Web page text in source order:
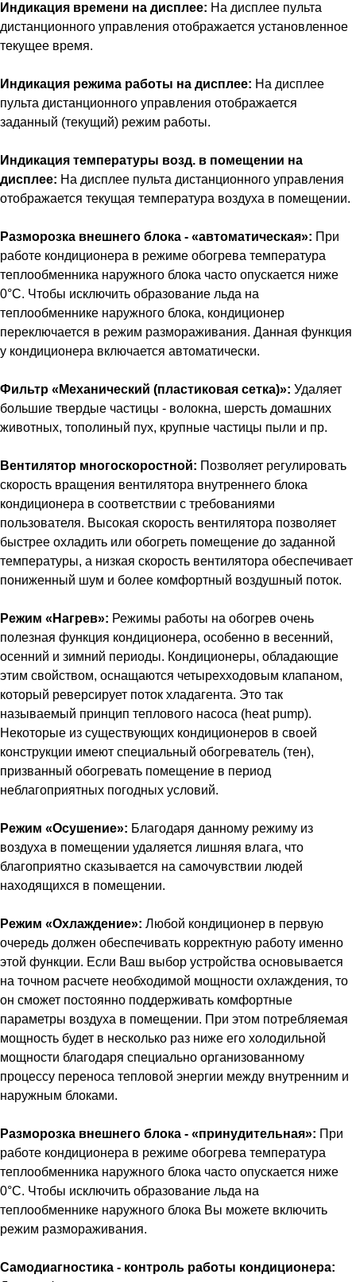
Индикация времени на дисплее: На дисплее пульта
дистанционного управления отображается установленное
текущее время.
Индикация режима работы на дисплее: На дисплее
пульта дистанционного управления отображается
заданный (текущий) режим работы.
Индикация температуры возд. в помещении на
дисплее: На дисплее пульта дистанционного управления
отображается текущая температура воздуха в помещении.
Разморозка внешнего блока - «автоматическая»: При
работе кондиционера в режиме обогрева температура
теплообменника наружного блока часто опускается ниже
0°С. Чтобы исключить образование льда на
теплообменнике наружного блока, кондиционер
переключается в режим размораживания. Данная функция
у кондиционера включается автоматически.
Фильтр «Механический (пластиковая сетка)»: Удаляет
большие твердые частицы - волокна, шерсть домашних
животных, тополиный пух, крупные частицы пыли и пр.
Вентилятор многоскоростной: Позволяет регулировать
скорость вращения вентилятора внутреннего блока
кондиционера в соответствии с требованиями
пользователя. Высокая скорость вентилятора позволяет
быстрее охладить или обогреть помещение до заданной
температуры, а низкая скорость вентилятора обеспечивает
пониженный шум и более комфортный воздушный поток.
Режим «Нагрев»: Режимы работы на обогрев очень
полезная функция кондиционера, особенно в весенний,
осенний и зимний периоды. Кондиционеры, обладающие
этим свойством, оснащаются четырехходовым клапаном,
который реверсирует поток хладагента. Это так
называемый принцип теплового насоса (heat pump).
Некоторые из существующих кондиционеров в своей
конструкции имеют специальный обогреватель (тен),
призванный обогревать помещение в период
неблагоприятных погодных условий.
Режим «Осушение»: Благодаря данному режиму из
воздуха в помещении удаляется лишняя влага, что
благоприятно сказывается на самочувствии людей
находящихся в помещении.
Режим «Охлаждение»: Любой кондиционер в первую
очередь должен обеспечивать корректную работу именно
этой функции. Если Ваш выбор устройства основывается
на точном расчете необходимой мощности охлаждения, то
он сможет постоянно поддерживать комфортные
параметры воздуха в помещении. При этом потребляемая
мощность будет в несколько раз ниже его холодильной
мощности благодаря специально организованному
процессу переноса тепловой энергии между внутренним и
наружным блоками.
Разморозка внешнего блока - «принудительная»: При
работе кондиционера в режиме обогрева температура
теплообменника наружного блока часто опускается ниже
0°С. Чтобы исключить образование льда на
теплообменнике наружного блока Вы можете включить
режим размораживания.
Самодиагностика - контроль работы кондиционера: